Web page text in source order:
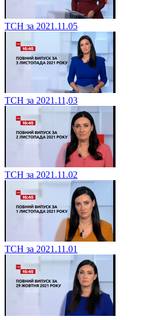
ТСН за 2021.11.05
ТСН за 2021.11,03
ТСН за 2021.11.02
ТСН за 2021.11.01